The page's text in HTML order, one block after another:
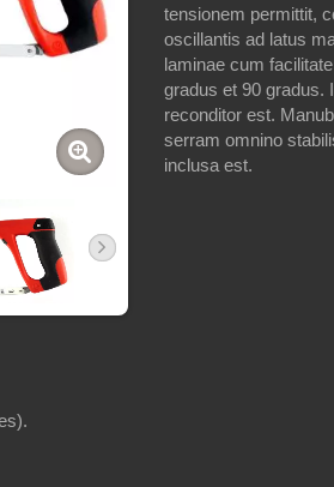
tensionem permittit,
oscillantis ad latus
laminae cum
gradus et 90 gradus.
reconditor est.
serram omnino
inclusa est.